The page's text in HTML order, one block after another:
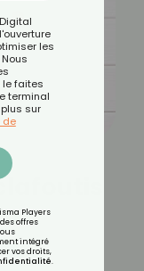
les
le faites
terminal
sur
de
Players
offres
intégré
vos droits,
.